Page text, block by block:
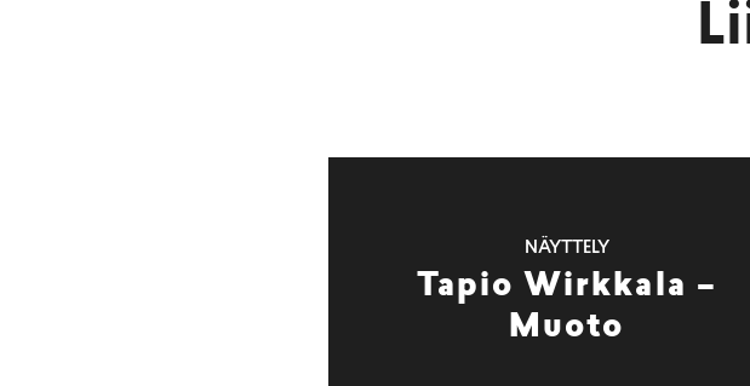
NÄYTTELY
Tapio Wirkkala –
Muoto